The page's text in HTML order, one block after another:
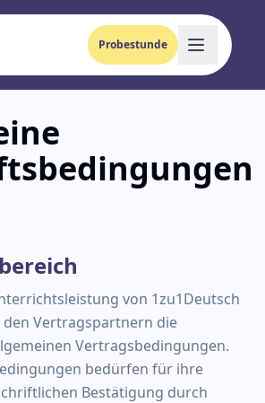
Probestunde
von 1zu1Deutsch
Vertragspartnern die
Vertragsbedingungen.
bedürfen für ihre
Bestätigung durch